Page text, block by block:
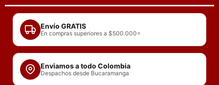
contenido
Envío GRATIS
En compras superiores a $500.000=
Enviamos a todo Colombia
Despachos desde Bucaramanga